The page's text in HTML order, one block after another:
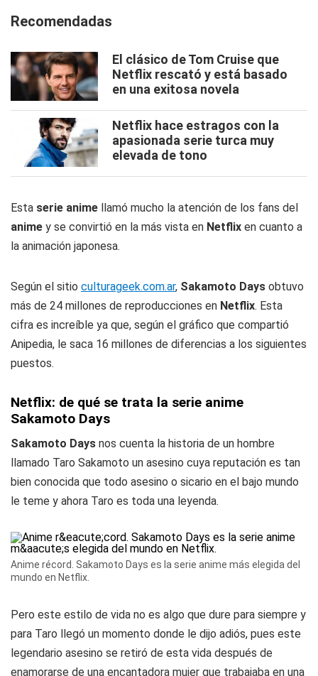
Recomendadas
El clásico de Tom Cruise que
Netflix rescató y está basado
en una exitosa novela
Netflix hace estragos con la
apasionada serie turca muy
elevada de tono
Esta serie anime llamó mucho la atención de los fans del
anime y se convirtió en la más vista en Netflix en cuanto a
la animación japonesa.
Según el sitio culturageek.com.ar, Sakamoto Days obtuvo
más de 24 millones de reproducciones en Netflix. Esta
cifra es increíble ya que, según el gráfico que compartió
Anipedia, le saca 16 millones de diferencias a los siguientes
puestos.
Netflix: de qué se trata la serie anime
Sakamoto Days
Sakamoto Days nos cuenta la historia de un hombre
llamado Taro Sakamoto un asesino cuya reputación es tan
bien conocida que todo asesino o sicario en el bajo mundo
le teme y ahora Taro es toda una leyenda.
Anime récord. Sakamoto Days es la serie anime más elegida del
mundo en Netflix.
Pero este estilo de vida no es algo que dure para siempre y
para Taro llegó un momento donde le dijo adiós, pues este
legendario asesino se retiró de esta vida después de
enamorarse de una encantadora mujer que trabajaba en una